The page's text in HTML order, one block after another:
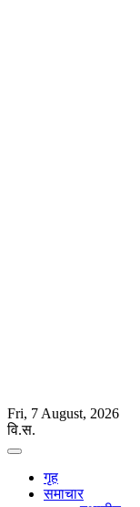
Fri, 7 August, 2026
वि.स.
गृह
समाचार